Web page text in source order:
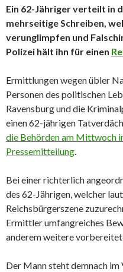
Ein 62-Jähriger verteilt in
mehrseitige Schreiben,
verunglimpfen und
Polizei hält ihn für einen
Ermittlungen wegen übler
Personen des politischen
Ravensburg und die
einen 62-jährigen
die Behörden am Mittwoch
Pressemitteilung.
Bei einer richterlich
des 62-Jährigen, welcher
Reichsbürgerszene
Ermittler umfangreiches
anderem weitere
Der Mann steht demnach